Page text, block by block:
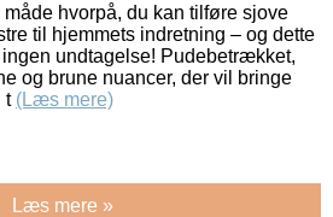
hvorpå, du kan tilføre sjove
til hjemmets indretning – og dette
undtagelse! Pudebetrækket,
og brune nuancer, der vil bringe
t (Læs mere)
Læs mere »